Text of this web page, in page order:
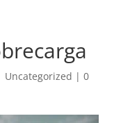
Uncategorized | 0